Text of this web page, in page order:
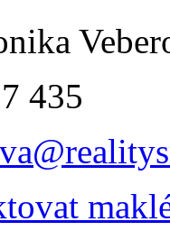
435